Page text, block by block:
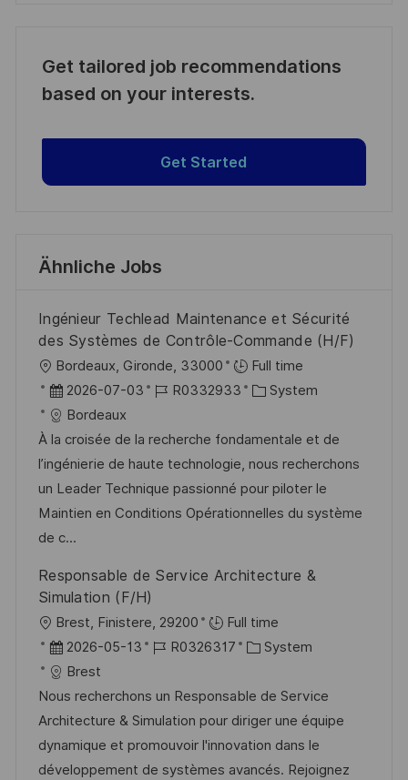
Get tailored job recommendations
based on your interests.
Get Started
Ähnliche Jobs
Ingénieur Techlead Maintenance et Sécurité
des Systèmes de Contrôle-Commande (H/F)
O
r
t
Bordeaux, Gironde, 33000
Full time
D
a
t
u
m
d
e
V
ö
f
n
2026-07-03
J
b
-
I
D
R0332933
K
t
e
g
o
e
System
Bordeaux
À la croisée de la recherche fondamentale et de
l’ingénierie de haute technologie, nous recherchons
un Leader Technique passionné pour piloter le
Maintien en Conditions Opérationnelles du système
de c...
Responsable de Service Architecture &
Simulation (F/H)
O
r
t
Brest, Finistere, 29200
Full time
D
a
t
u
m
d
2026-05-13
J
b
-
I
D
R0326317
K
t
e
g
o
System
Brest
Nous recherchons un Responsable de Service
Architecture & Simulation pour diriger une équipe
dynamique et promouvoir l'innovation dans le
développement de systèmes avancés. Rejoignez